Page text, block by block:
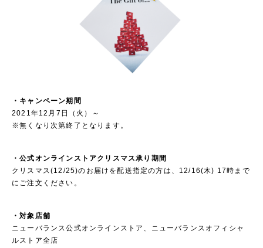
・キャンペーン期間
2021年12月7日（火）～
※無くなり次第終了となります。
・公式オンラインストアクリスマス承り期間
クリスマス(12/25)のお届けを配送指定の方は、12/16(木) 17時まで
にご注文ください。
・対象店舗
ニューバランス公式オンラインストア、ニューバランスオフィシャ
ルストア全店